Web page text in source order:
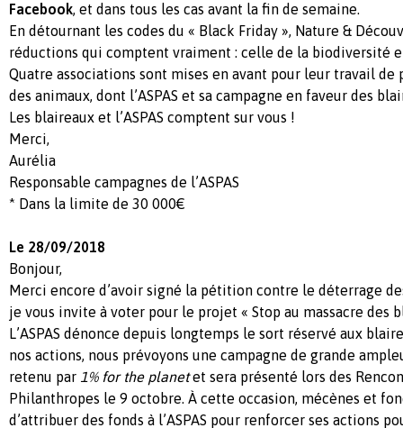
Facebook, et dans tous les cas avant la fin de semaine.
En détournant les codes du « Black Friday », Nature &
réductions qui comptent vraiment : celle de la biodiversité
Quatre associations sont mises en avant pour leur travail
des animaux, dont l’ASPAS et sa campagne en faveur des
Les blaireaux et l’ASPAS comptent sur vous !
Merci,
Aurélia
Responsable campagnes de l’ASPAS
* Dans la limite de 30 000€
Le 28/09/2018
Bonjour,
Merci encore d’avoir signé la pétition contre le déterrage
je vous invite à voter pour le projet « Stop au massacre des
L’ASPAS dénonce depuis longtemps le sort réservé aux
nos actions, nous prévoyons une campagne de grande
retenu par 1% for the planetet sera présenté lors des
Philanthropes le 9 octobre. À cette occasion, mécènes et
d’attribuer des fonds à l’ASPAS pour renforcer ses actions